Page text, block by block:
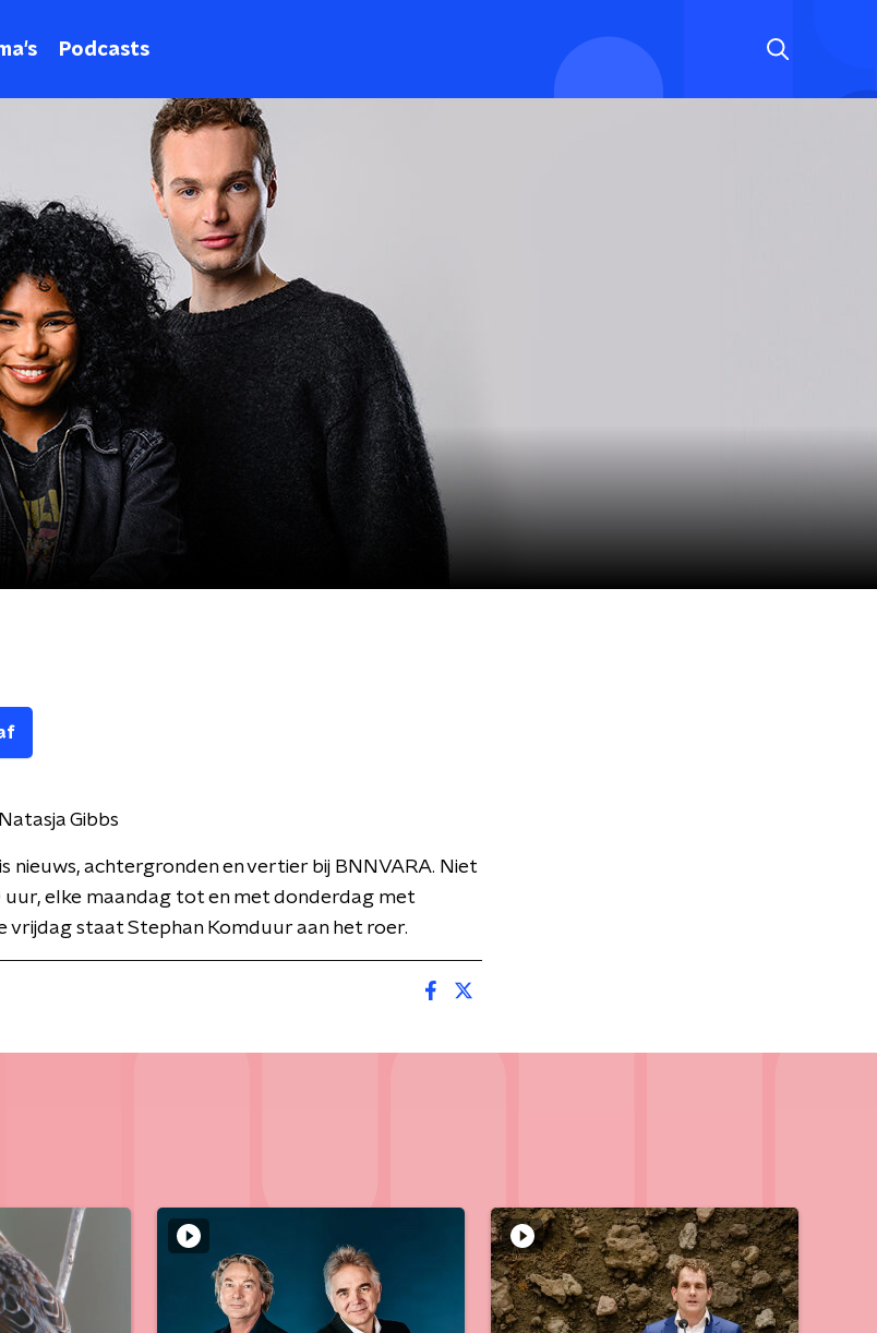
Podcasts
Natasja Gibbs
nieuws, achtergronden en vertier bij BNNVARA. Niet
uur, elke maandag tot en met donderdag met
vrijdag staat Stephan Komduur aan het roer.